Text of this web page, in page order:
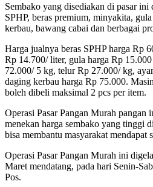
Sembako yang disediakan di pasar ini
SPHP, beras premium, minyakita,
kerbau, bawang cabai dan berbagai
Harga jualnya beras SPHP harga Rp
Rp 14.700/ liter, gula harga Rp
72.000/ 5 kg, telur Rp 27.000/ kg,
daging kerbau harga Rp 75.000.
boleh dibeli maksimal 2 pcs per item.
Operasi Pasar Pangan Murah
menekan harga sembako yang tinggi
bisa membantu masyarakat mendapat
Operasi Pasar Pangan Murah ini
Maret mendatang, pada hari Senin-
Pos.